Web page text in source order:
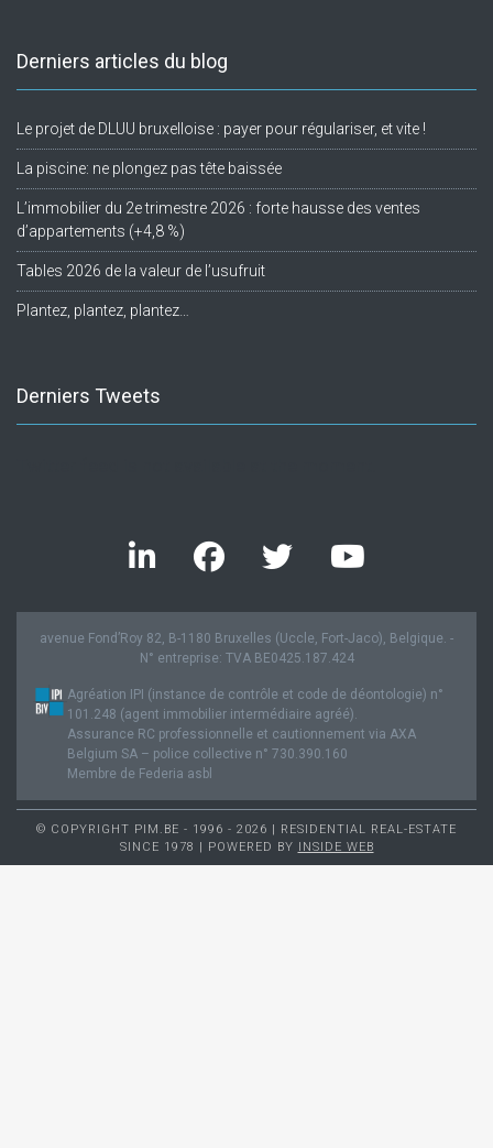
Derniers articles du blog
Le projet de DLUU bruxelloise : payer pour régulariser, et vite !
La piscine: ne plongez pas tête baissée
L’immobilier du 2e trimestre 2026 : forte hausse des ventes
d’appartements (+4,8 %)
Tables 2026 de la valeur de l’usufruit
Plantez, plantez, plantez…
Derniers Tweets
avenue Fond’Roy 82, B-1180 Bruxelles (Uccle, Fort-Jaco), Belgique. -
N° entreprise: TVA BE0425.187.424
Agréation IPI (instance de contrôle et code de déontologie) n°
101.248 (agent immobilier intermédiaire agréé).
Assurance RC professionnelle et cautionnement via AXA
Belgium SA – police collective n° 730.390.160
Membre de Federia asbl
© COPYRIGHT PIM.BE - 1996 - 2026 | RESIDENTIAL REAL-ESTATE
SINCE 1978 | POWERED BY INSIDE WEB